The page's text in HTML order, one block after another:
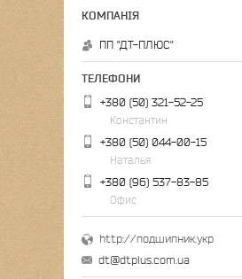
ПП "ДТ-ПЛЮС"
+380 (50) 321-52-25
Константин
+380 (50) 044-00-15
Наталья
+380 (96) 537-83-85
Офис
http://подшипник.укр
dt@dtplus.com.ua